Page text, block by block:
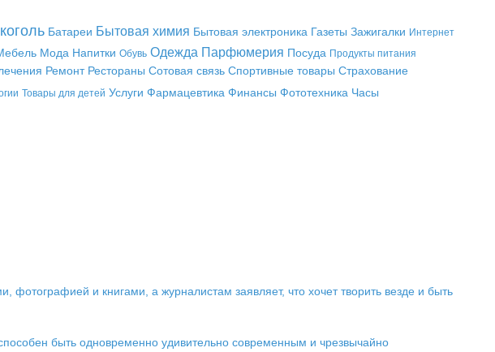
Батареи Бытовая химия Бытовая электроника Газеты Зажигалки Интернет
Мода Напитки Обувь Одежда Парфюмерия Посуда Продукты питания
Ремонт Рестораны Сотовая связь Спортивные товары Страхование
Товары для детей Услуги Фармацевтика Финансы Фототехника Часы
и книгами, а журналистам заявляет, что хочет творить везде и быть
быть одновременно удивительно современным и чрезвычайно